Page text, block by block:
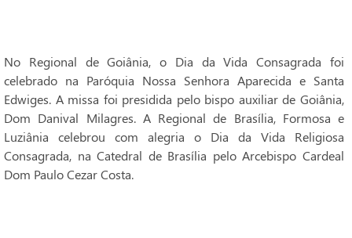
No Regional de Goiânia, o Dia da Vida Consagrada foi
celebrado na Paróquia Nossa Senhora Aparecida e Santa
Edwiges. A missa foi presidida pelo bispo auxiliar de Goiânia,
Dom Danival Milagres. A Regional de Brasília, Formosa e
Luziânia celebrou com alegria o Dia da Vida Religiosa
Consagrada, na Catedral de Brasília pelo Arcebispo Cardeal
Dom Paulo Cezar Costa.